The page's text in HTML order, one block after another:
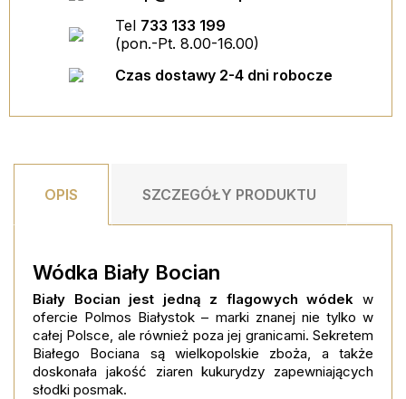
DODAJ DO KOSZYKA
Tel 733 133 199
(pon.-Pt. 8.00-16.00)
Czas dostawy 2-4 dni robocze
OPIS SZCZEGÓŁY PRODUKTU
Wódka Biały Bocian
Biały Bocian jest jedną z flagowych wódek w
ofercie Polmos Białystok – marki znanej nie tylko w
całej Polsce, ale również poza jej granicami. Sekretem
Białego Bociana są wielkopolskie zboża, a także
doskonała jakość ziaren kukurydzy zapewniających
słodki posmak.